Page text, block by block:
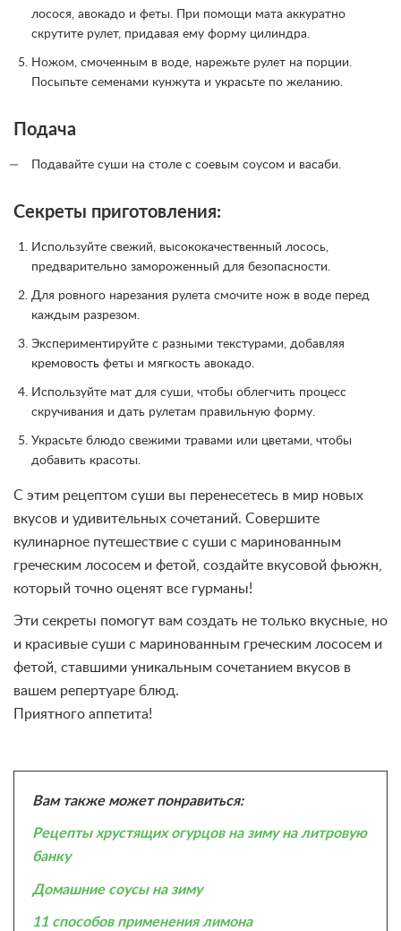
лосося, авокадо и феты. При помощи мата аккуратно
скрутите рулет, придавая ему форму цилиндра.
Ножом, смоченным в воде, нарежьте рулет на порции.
Посыпьте семенами кунжута и украсьте по желанию.
Подача
Подавайте суши на столе с соевым соусом и васаби.
Секреты приготовления:
Используйте свежий, высококачественный лосось,
предварительно замороженный для безопасности.
Для ровного нарезания рулета смочите нож в воде перед
каждым разрезом.
Экспериментируйте с разными текстурами, добавляя
кремовость феты и мягкость авокадо.
Используйте мат для суши, чтобы облегчить процесс
скручивания и дать рулетам правильную форму.
Украсьте блюдо свежими травами или цветами, чтобы
добавить красоты.
С этим рецептом суши вы перенесетесь в мир новых
вкусов и удивительных сочетаний. Совершите
кулинарное путешествие с суши с маринованным
греческим лососем и фетой, создайте вкусовой фьюжн,
который точно оценят все гурманы!
Эти секреты помогут вам создать не только вкусные, но
и красивые суши с маринованным греческим лососем и
фетой, ставшими уникальным сочетанием вкусов в
вашем репертуаре блюд.
Приятного аппетита!
Вам также может понравиться:
Рецепты хрустящих огурцов на зиму на литровую
банку
Домашние соусы на зиму
11 способов применения лимона